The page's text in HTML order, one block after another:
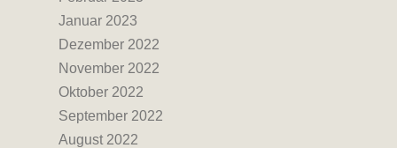
Januar 2023
Dezember 2022
November 2022
Oktober 2022
September 2022
August 2022